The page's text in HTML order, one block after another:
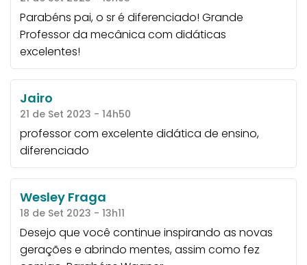
Parabéns pai, o sr é diferenciado! Grande
Professor da mecânica com didáticas
excelentes!
Jairo
21 de Set 2023 - 14h50
professor com excelente didática de ensino,
diferenciado
Wesley Fraga
18 de Set 2023 - 13h11
Desejo que você continue inspirando as novas
gerações e abrindo mentes, assim como fez